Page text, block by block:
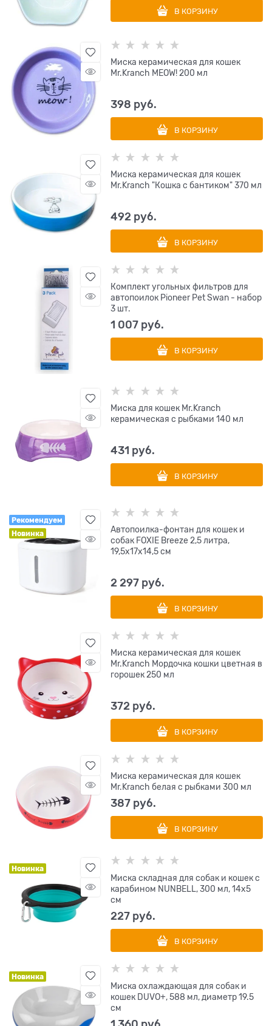
В КОРЗИНУ
Миска керамическая для кошек
Mr.Kranch MEOW! 200 мл
398 руб.
В КОРЗИНУ
Миска керамическая для кошек
Mr.Kranch "Кошка с бантиком" 370 мл
492 руб.
В КОРЗИНУ
Комплект угольных фильтров для
автопоилок Pioneer Pet Swan - набор
3 шт.
1 007 руб.
В КОРЗИНУ
Миска для кошек Mr.Kranch
керамическая с рыбками 140 мл
431 руб.
В КОРЗИНУ
Рекомендуем
Новинка
Автопоилка-фонтан для кошек и
собак FOXIE Breeze 2,5 литра,
19,5х17х14,5 см
2 297 руб.
В КОРЗИНУ
Миска керамическая для кошек
Mr.Kranch Мордочка кошки цветная в
горошек 250 мл
372 руб.
В КОРЗИНУ
Миска керамическая для кошек
Mr.Kranch белая с рыбками 300 мл
387 руб.
В КОРЗИНУ
Новинка
Миска складная для собак и кошек с
карабином NUNBELL, 300 мл, 14х5
см
227 руб.
В КОРЗИНУ
Новинка
Миска охлаждающая для собак и
кошек DUVO+, 588 мл, диаметр 19.5
см